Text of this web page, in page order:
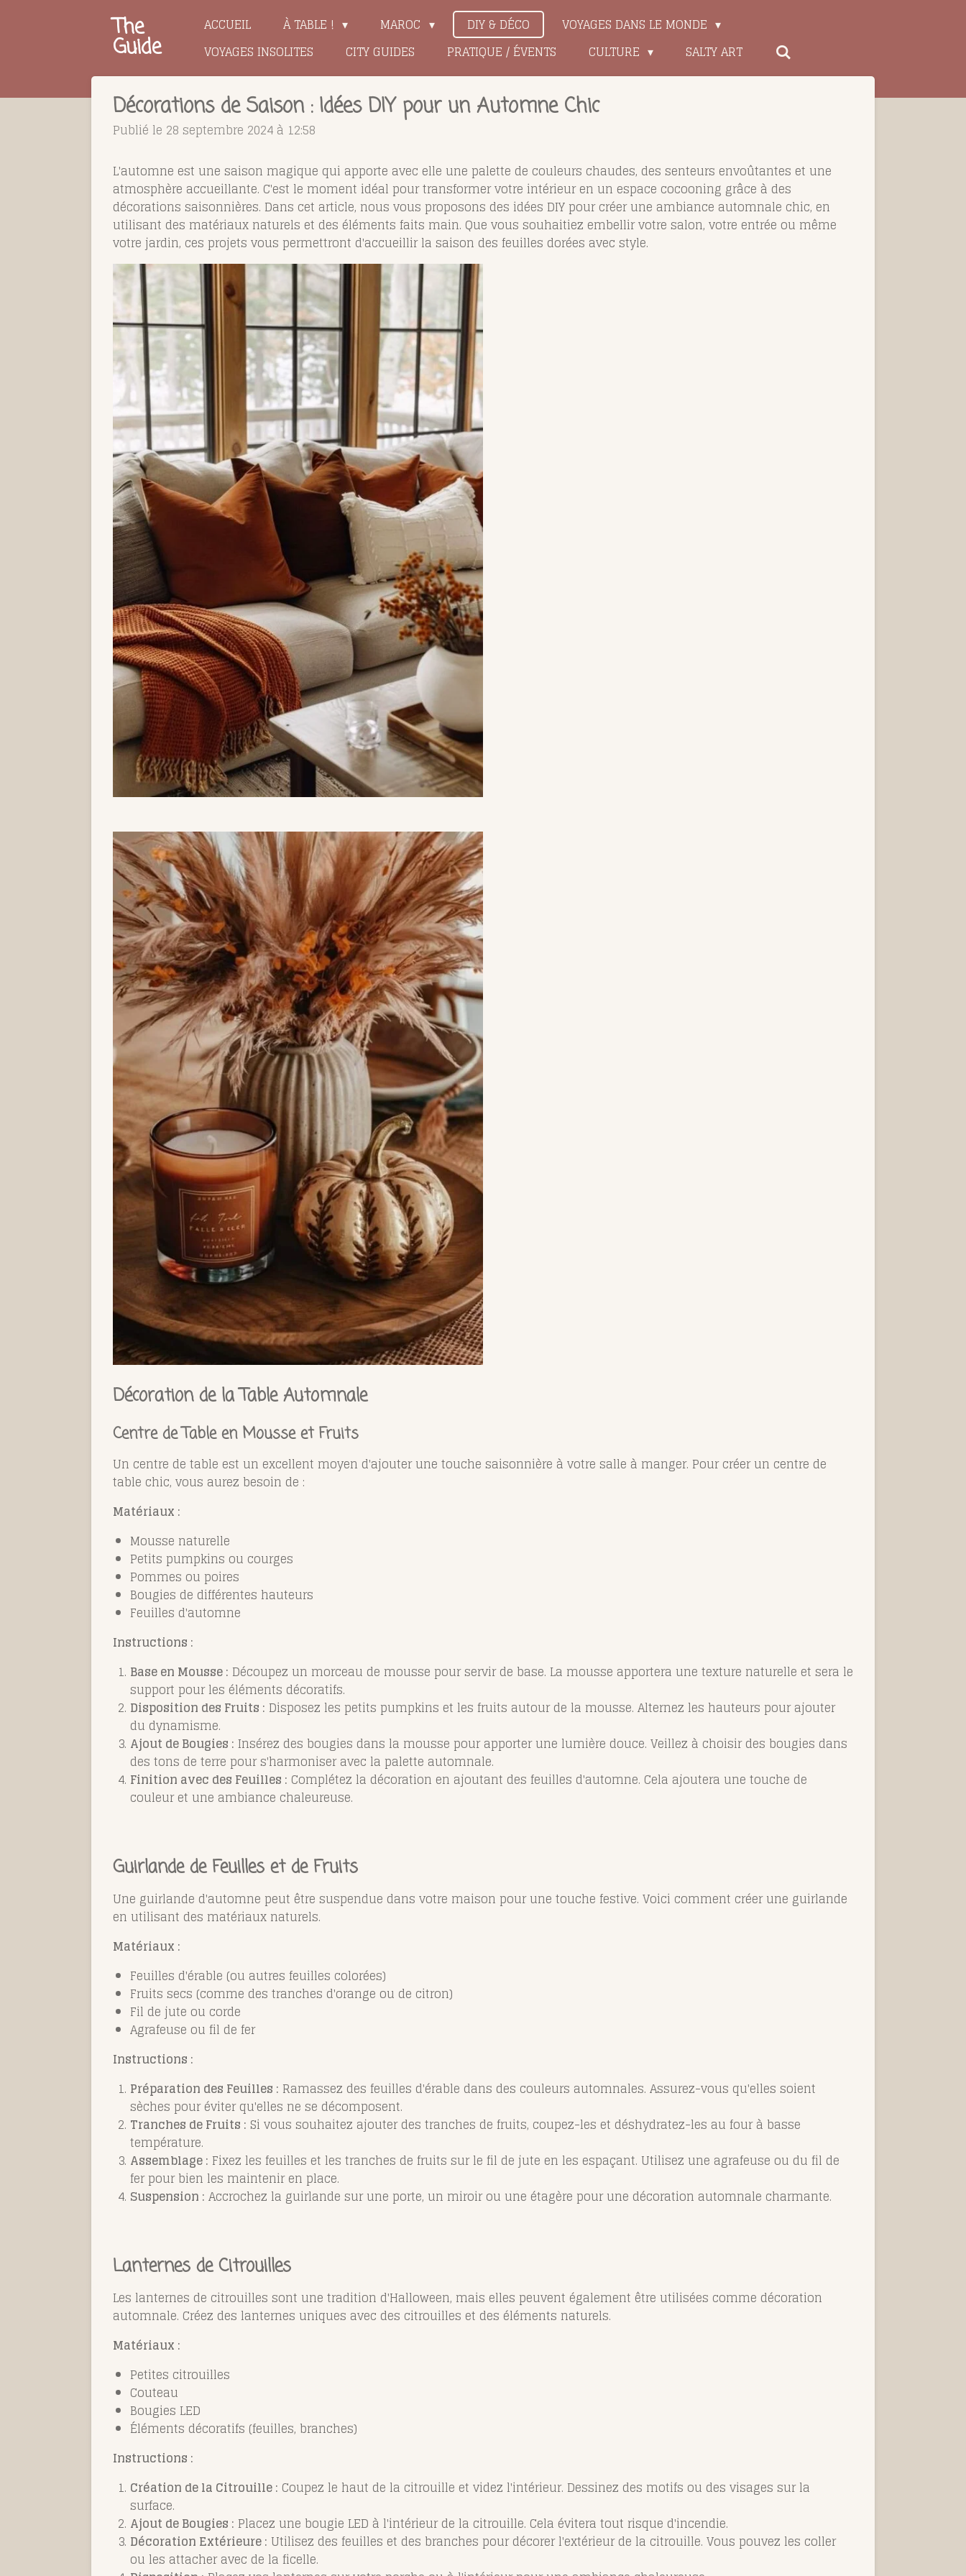
The
Guide
ACCUEIL À TABLE ! MAROC DIY & DÉCO
VOYAGES DANS LE MONDE
VOYAGES INSOLITES
CITY GUIDES PRATIQUE / ÉVENTS CULTURE SALTY ART
Décorations de Saison : Idées DIY pour un Automne Chic
Publié le 28 septembre 2024 à 12:58
L'automne est une saison magique qui apporte avec elle une palette de couleurs chaudes, des senteurs envoûtantes et une
atmosphère accueillante. C'est le moment idéal pour transformer votre intérieur en un espace cocooning grâce à des
décorations saisonnières. Dans cet article, nous vous proposons des idées DIY pour créer une ambiance automnale chic, en
utilisant des matériaux naturels et des éléments faits main. Que vous souhaitiez embellir votre salon, votre entrée ou même
votre jardin, ces projets vous permettront d'accueillir la saison des feuilles dorées avec style.
Décoration de la Table Automnale
Centre de Table en Mousse et Fruits
Un centre de table est un excellent moyen d'ajouter une touche saisonnière à votre salle à manger. Pour créer un centre de
table chic, vous aurez besoin de :
Matériaux :
Mousse naturelle
Petits pumpkins ou courges
Pommes ou poires
Bougies de différentes hauteurs
Feuilles d'automne
Instructions :
Base en Mousse : Découpez un morceau de mousse pour servir de base. La mousse apportera une texture naturelle et sera le
support pour les éléments décoratifs.
Disposition des Fruits : Disposez les petits pumpkins et les fruits autour de la mousse. Alternez les hauteurs pour ajouter
du dynamisme.
Ajout de Bougies : Insérez des bougies dans la mousse pour apporter une lumière douce. Veillez à choisir des bougies dans
des tons de terre pour s'harmoniser avec la palette automnale.
Finition avec des Feuilles : Complétez la décoration en ajoutant des feuilles d'automne. Cela ajoutera une touche de
couleur et une ambiance chaleureuse.
Guirlande de Feuilles et de Fruits
Une guirlande d'automne peut être suspendue dans votre maison pour une touche festive. Voici comment créer une guirlande
en utilisant des matériaux naturels.
Matériaux :
Feuilles d'érable (ou autres feuilles colorées)
Fruits secs (comme des tranches d'orange ou de citron)
Fil de jute ou corde
Agrafeuse ou fil de fer
Instructions :
Préparation des Feuilles : Ramassez des feuilles d'érable dans des couleurs automnales. Assurez-vous qu'elles soient
sèches pour éviter qu'elles ne se décomposent.
Tranches de Fruits : Si vous souhaitez ajouter des tranches de fruits, coupez-les et déshydratez-les au four à basse
température.
Assemblage : Fixez les feuilles et les tranches de fruits sur le fil de jute en les espaçant. Utilisez une agrafeuse ou du fil de
fer pour bien les maintenir en place.
Suspension : Accrochez la guirlande sur une porte, un miroir ou une étagère pour une décoration automnale charmante.
Lanternes de Citrouilles
Les lanternes de citrouilles sont une tradition d'Halloween, mais elles peuvent également être utilisées comme décoration
automnale. Créez des lanternes uniques avec des citrouilles et des éléments naturels.
Matériaux :
Petites citrouilles
Couteau
Bougies LED
Éléments décoratifs (feuilles, branches)
Instructions :
Création de la Citrouille : Coupez le haut de la citrouille et videz l'intérieur. Dessinez des motifs ou des visages sur la
surface.
Ajout de Bougies : Placez une bougie LED à l'intérieur de la citrouille. Cela évitera tout risque d'incendie.
Décoration Extérieure : Utilisez des feuilles et des branches pour décorer l'extérieur de la citrouille. Vous pouvez les coller
ou les attacher avec de la ficelle.